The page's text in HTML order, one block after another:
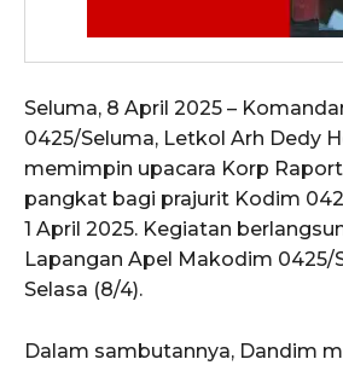
Seluma, 8 April 2025 –
0425/Seluma, Letkol Arh Dedy
memimpin upacara Korp
pangkat bagi prajurit Kodim
1 April 2025. Kegiatan
Lapangan Apel Makodim 0425/
Selasa (8/4).
Dalam sambutannya, Dandim